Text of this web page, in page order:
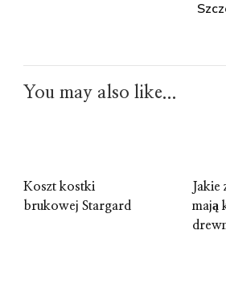
You may also like...
Koszt kostki
brukowej Stargard
mają